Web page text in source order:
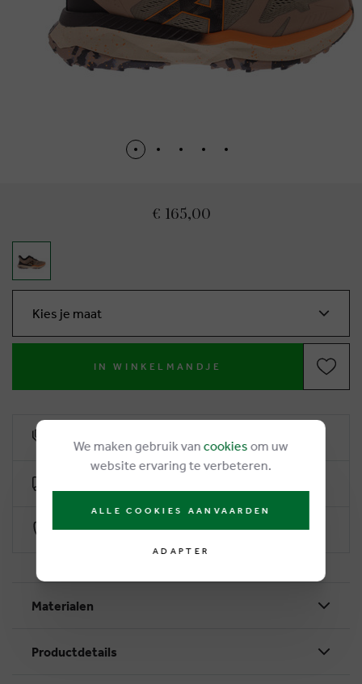
€ 165,00
Kies je maat
IN WINKELMANDJE
Paiement sécurisé par Worldline
Materialen
Productdetails
We maken gebruik van cookies om uw
website ervaring te verbeteren.
ALLE COOKIES AANVAARDEN
ADAPTER